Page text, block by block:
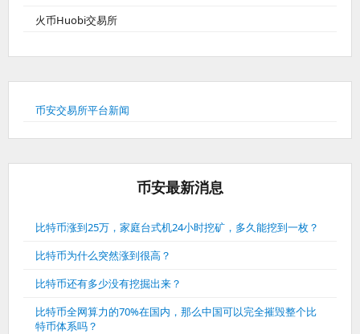
火币Huobi交易所
币安交易所平台新闻
币安最新消息
比特币涨到25万，家庭台式机24小时挖矿，多久能挖到一枚？
比特币为什么突然涨到很高？
比特币还有多少没有挖掘出来？
比特币全网算力的70%在国内，那么中国可以完全摧毁整个比
特币体系吗？